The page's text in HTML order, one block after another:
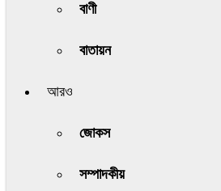
বাণী
বাতায়ন
আরও
জোকস
সম্পাদকীয়